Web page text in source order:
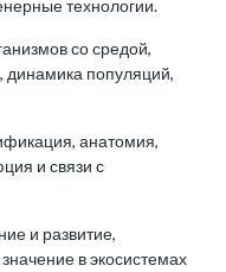
технологии.
со средой,
динамика популяций,
анатомия,
и связи с
и развитие,
в экосистемах